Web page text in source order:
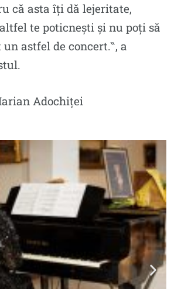
că asta îți dă lejeritate,
te poticnești și nu poți să
astfel de concert.‶, a
Adochiței